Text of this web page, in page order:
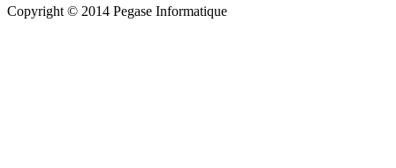
Copyright © 2014 Pegase Informatique